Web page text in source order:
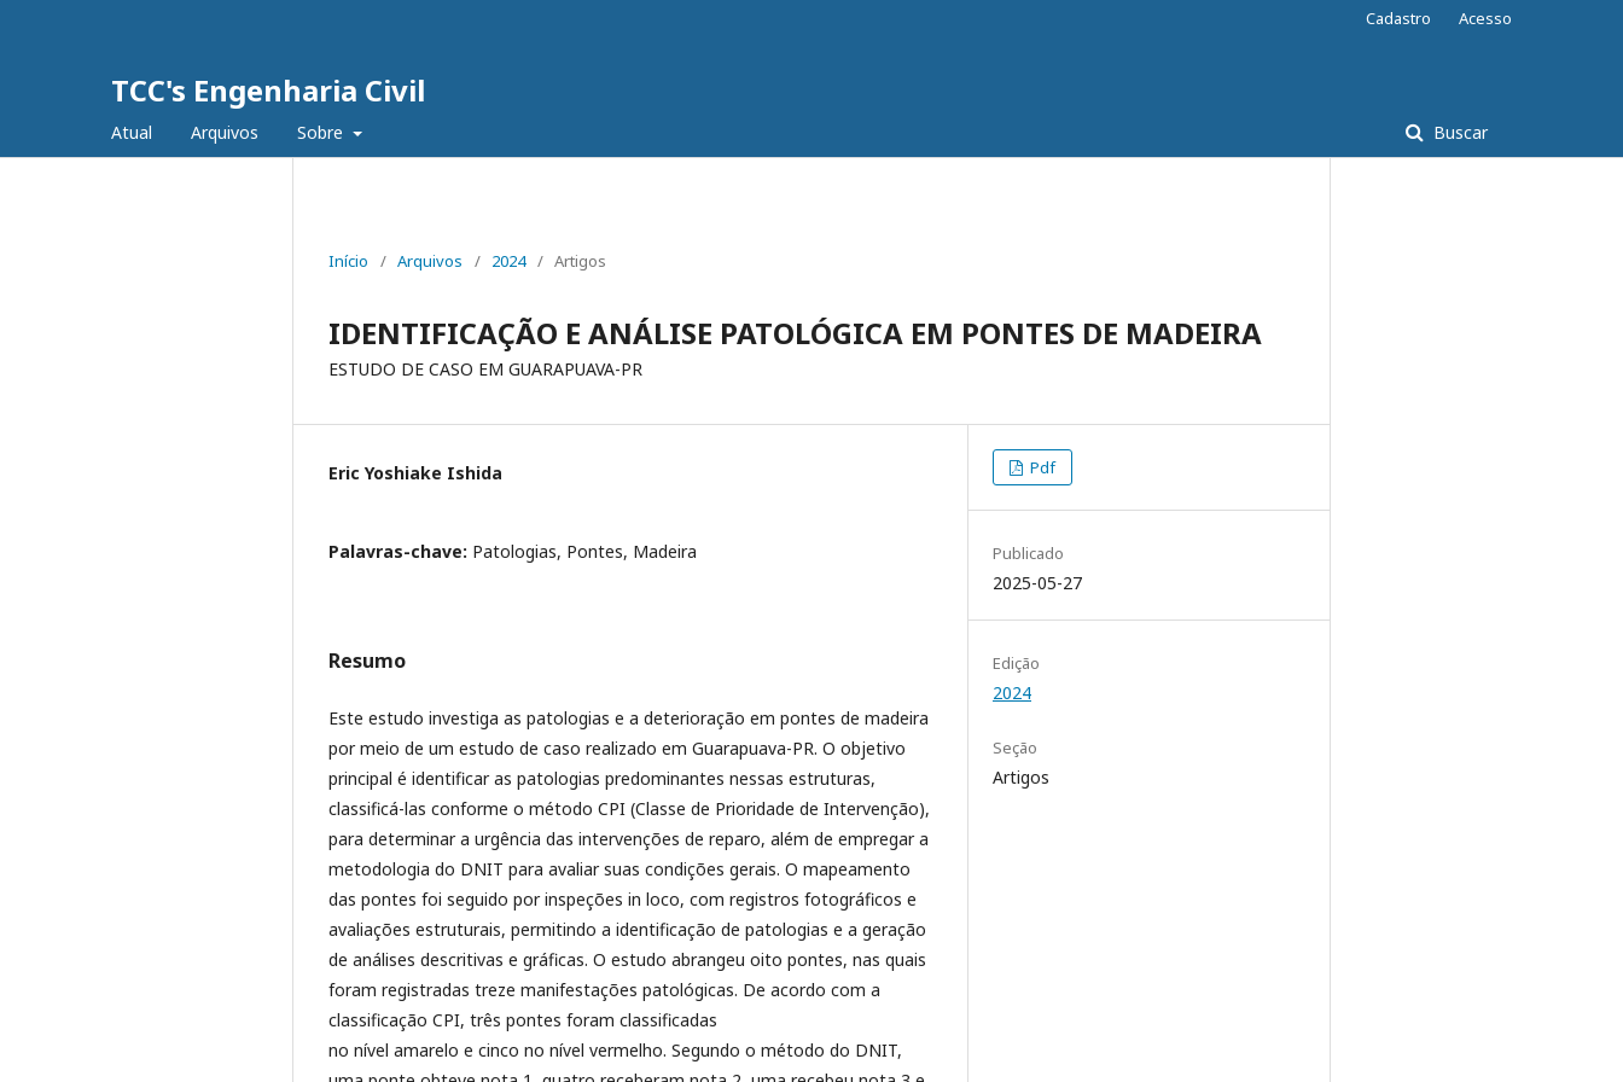
TCC's Engenharia Civil
Atual Arquivos Sobre Buscar
Cadastro Acesso
Início / Arquivos / 2024 / Artigos
IDENTIFICAÇÃO E ANÁLISE PATOLÓGICA EM PONTES DE MADEIRA
ESTUDO DE CASO EM GUARAPUAVA-PR
Eric Yoshiake Ishida
Palavras-chave: Patologias, Pontes, Madeira
Resumo
Este estudo investiga as patologias e a deterioração em pontes de madeira
por meio de um estudo de caso realizado em Guarapuava-PR. O objetivo
principal é identificar as patologias predominantes nessas estruturas,
classificá-las conforme o método CPI (Classe de Prioridade de Intervenção),
para determinar a urgência das intervenções de reparo, além de empregar a
metodologia do DNIT para avaliar suas condições gerais. O mapeamento
das pontes foi seguido por inspeções in loco, com registros fotográficos e
avaliações estruturais, permitindo a identificação de patologias e a geração
de análises descritivas e gráficas. O estudo abrangeu oito pontes, nas quais
foram registradas treze manifestações patológicas. De acordo com a
classificação CPI, três pontes foram classificadas
no nível amarelo e cinco no nível vermelho. Segundo o método do DNIT,
Pdf
Publicado
2025-05-27
Edição
2024
Seção
Artigos